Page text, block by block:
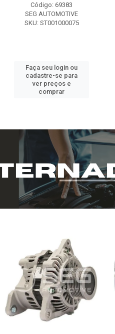
Código: 69383
SEG AUTOMOTIVE
SKU: ST001000075
Faça seu login ou
cadastre-se para
ver preços e
comprar